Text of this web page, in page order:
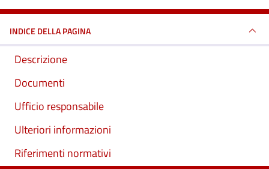
INDICE DELLA PAGINA
Descrizione
Documenti
Ufficio responsabile
Ulteriori informazioni
Riferimenti normativi